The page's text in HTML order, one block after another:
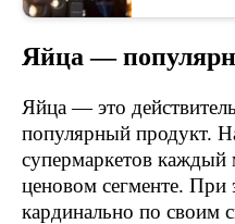
Яйца —
Яйца — это
популярный продукт.
супермаркетов каждый
ценовом сегменте. При
кардинально по своим